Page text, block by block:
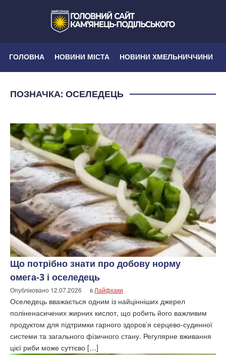
ГОЛОВНА НОВИНИ МІСТА НОВИНИ ХМЕЛЬНИЧЧИНИ
ПОЗНАЧКА: ОСЕЛЕДЕЦЬ
Що потрібно знати про добову норму
омега-3 і оселедець
Опубліковано 12.07.2026 в Лайфхаки
Оселедець вважається одним із найцінніших джерел
поліненасичених жирних кислот, що робить його важливим
продуктом для підтримки гарного здоров’я серцево-судинної
системи та загального фізичного стану. Регулярне вживання
цієї риби може суттєво […]